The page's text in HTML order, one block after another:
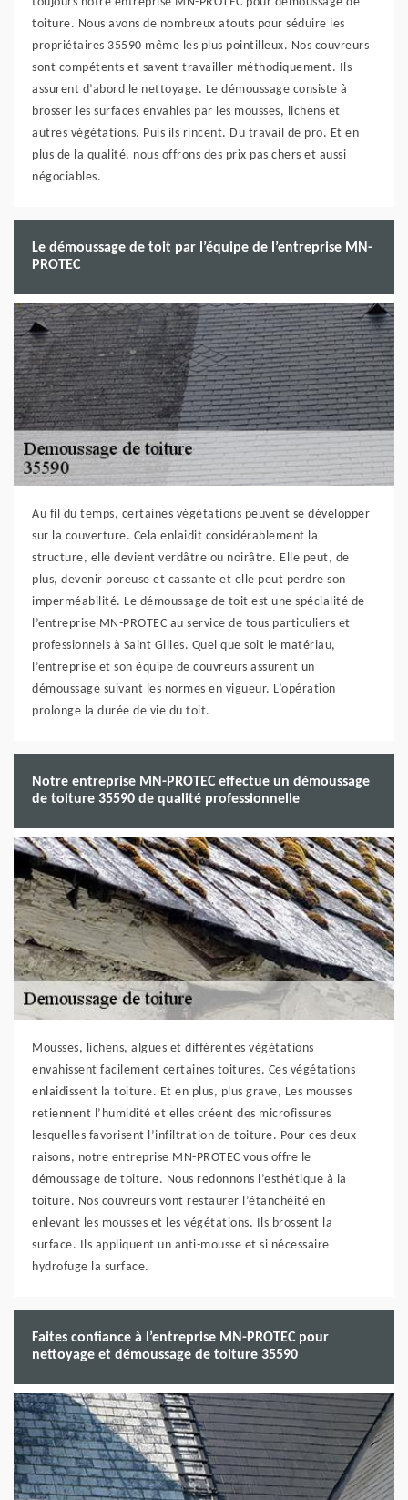
toiture. Nous avons de nombreux atouts pour séduire les
propriétaires 35590 même les plus pointilleux. Nos couvreurs
sont compétents et savent travailler méthodiquement. Ils
assurent d’abord le nettoyage. Le démoussage consiste à
brosser les surfaces envahies par les mousses, lichens et
autres végétations. Puis ils rincent. Du travail de pro. Et en
plus de la qualité, nous offrons des prix pas chers et aussi
négociables.
Le démoussage de toit par l’équipe de l’entreprise MN-
PROTEC
Au fil du temps, certaines végétations peuvent se développer
sur la couverture. Cela enlaidit considérablement la
structure, elle devient verdâtre ou noirâtre. Elle peut, de
plus, devenir poreuse et cassante et elle peut perdre son
imperméabilité. Le démoussage de toit est une spécialité de
l’entreprise MN-PROTEC au service de tous particuliers et
professionnels à Saint Gilles. Quel que soit le matériau,
l’entreprise et son équipe de couvreurs assurent un
démoussage suivant les normes en vigueur. L’opération
prolonge la durée de vie du toit.
Notre entreprise MN-PROTEC effectue un démoussage
de toiture 35590 de qualité professionnelle
Mousses, lichens, algues et différentes végétations
envahissent facilement certaines toitures. Ces végétations
enlaidissent la toiture. Et en plus, plus grave, Les mousses
retiennent l’humidité et elles créent des microfissures
lesquelles favorisent l’infiltration de toiture. Pour ces deux
raisons, notre entreprise MN-PROTEC vous offre le
démoussage de toiture. Nous redonnons l’esthétique à la
toiture. Nos couvreurs vont restaurer l’étanchéité en
enlevant les mousses et les végétations. Ils brossent la
surface. Ils appliquent un anti-mousse et si nécessaire
hydrofuge la surface.
Faites confiance à l’entreprise MN-PROTEC pour
nettoyage et démoussage de toiture 35590